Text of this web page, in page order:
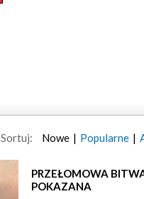
Sortuj: Nowe | Popularne |
PRZEŁOMOWA
POKAZANA